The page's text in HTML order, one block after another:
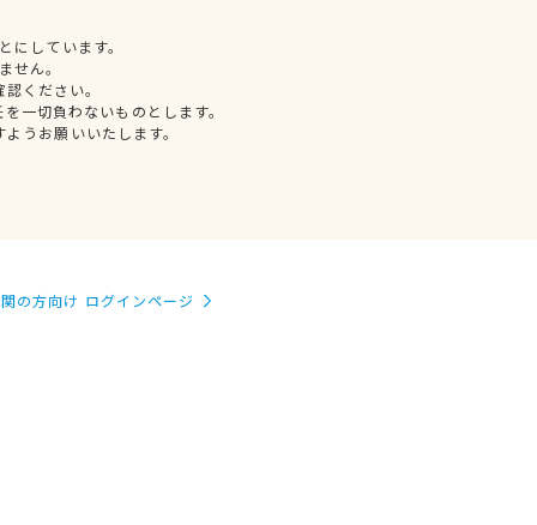
しています。
せん。
ください。
一切負わないものとします。
うお願いいたします。
の方向け ログインページ